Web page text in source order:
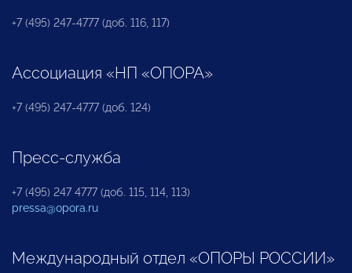
+7 (495) 247-4777 (доб. 116, 117)
Ассоциация «НП «ОПОРА»
+7 (495) 247-4777 (доб. 124)
Пресс-служба
+7 (495) 247 4777 (доб. 115, 114, 113)
pressa@opora.ru
Международный отдел «ОПОРЫ РОССИИ»